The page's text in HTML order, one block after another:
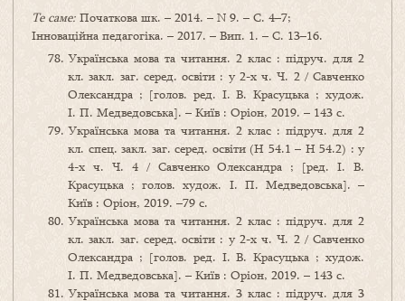
Те саме: Початкова шк. – 2014. – N 9. – С. 4–7;
Інноваційна педагогіка. – 2017. – Вип. 1. – С. 13–16.
Українська мова та читання. 2 клас : підруч. для 2
кл. закл. заг. серед. освіти : у 2-х ч. Ч. 2 / Савченко
Олександра ; [голов. ред. І. В. Красуцька ; худож.
І. П. Медведовська]. – Київ : Оріон, 2019. – 143 с.
Українська мова та читання. 2 клас : підруч. для 2
кл. спец. закл. заг. серед. освіти (Н 54.1 – Н 54.2) : у
4-х ч. Ч. 4 / Савченко Олександра ; [ред. І. В.
Красуцька ; голов. худож. І. П. Медведовська]. –
Київ : Оріон, 2019. –79 с.
Українська мова та читання. 2 клас : підруч. для 2
кл. закл. заг. серед. освіти : у 2-х ч. Ч. 2 / Савченко
Олександра ; [голов. ред. І. В. Красуцька ; худож.
І. П. Медведовська]. – Київ : Оріон, 2019. – 143 с.
Українська мова та читання. 3 клас : підруч. для 3